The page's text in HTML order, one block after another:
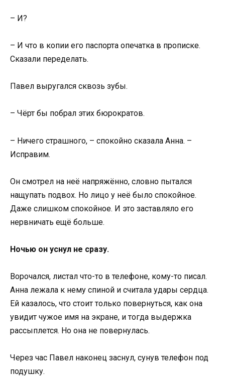
– И?
– И что в копии его паспорта опечатка в прописке.
Сказали переделать.
Павел выругался сквозь зубы.
– Чёрт бы побрал этих бюрократов.
– Ничего страшного, – спокойно сказала Анна. –
Исправим.
Он смотрел на неё напряжённо, словно пытался
нащупать подвох. Но лицо у неё было спокойное.
Даже слишком спокойное. И это заставляло его
нервничать ещё больше.
Ночью он уснул не сразу.
Ворочался, листал что-то в телефоне, кому-то писал.
Анна лежала к нему спиной и считала удары сердца.
Ей казалось, что стоит только повернуться, как она
увидит чужое имя на экране, и тогда выдержка
рассыплется. Но она не повернулась.
Через час Павел наконец заснул, сунув телефон под
подушку.